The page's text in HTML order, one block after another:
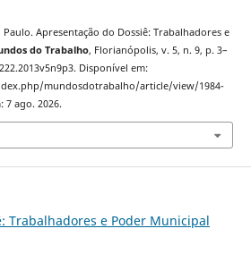
Paulo. Apresentação do Dossiê: Trabalhadores e
do Trabalho, Florianópolis, v. 5, n. 9, p. 3–
Disponível em:
mundosdotrabalho/article/view/1984-
7 ago. 2026.
Trabalhadores e Poder Municipal